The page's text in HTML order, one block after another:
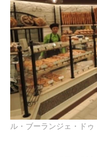
ル・ブーランジェ・ドゥ